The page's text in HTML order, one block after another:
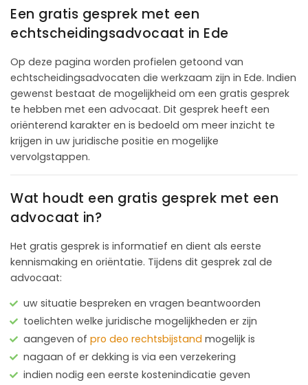
Een gratis gesprek met een
echtscheidingsadvocaat in Ede
Op deze pagina worden profielen getoond van
echtscheidingsadvocaten die werkzaam zijn in Ede. Indien
gewenst bestaat de mogelijkheid om een gratis gesprek
te hebben met een advocaat. Dit gesprek heeft een
oriënterend karakter en is bedoeld om meer inzicht te
krijgen in uw juridische positie en mogelijke
vervolgstappen.
Wat houdt een gratis gesprek met een
advocaat in?
Het gratis gesprek is informatief en dient als eerste
kennismaking en oriëntatie. Tijdens dit gesprek zal de
advocaat:
uw situatie bespreken en vragen beantwoorden
toelichten welke juridische mogelijkheden er zijn
aangeven of pro deo rechtsbijstand mogelijk is
nagaan of er dekking is via een verzekering
indien nodig een eerste kostenindicatie geven